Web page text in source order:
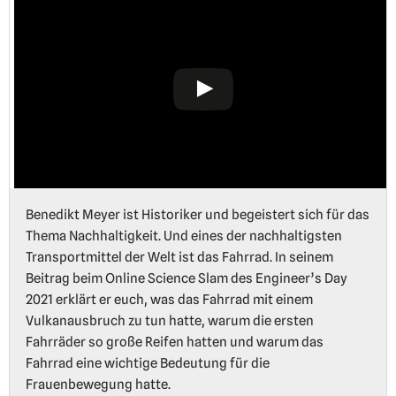
Benedikt Meyer ist Historiker und begeistert sich für das
Thema Nachhaltigkeit. Und eines der nachhaltigsten
Transportmittel der Welt ist das Fahrrad. In seinem
Beitrag beim Online Science Slam des Engineer’s Day
2021 erklärt er euch, was das Fahrrad mit einem
Vulkanausbruch zu tun hatte, warum die ersten
Fahrräder so große Reifen hatten und warum das
Fahrrad eine wichtige Bedeutung für die
Frauenbewegung hatte.